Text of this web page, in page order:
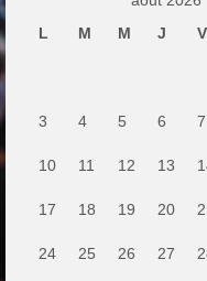
L
M M J V
3 4 5 6 7
10 11 12 13
17 18 19 20
24 25 26 27